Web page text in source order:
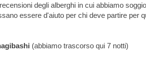
degli alberghi in cui abbiamo
essere d'aiuto per chi deve partire per
(abbiamo trascorso qui 7 notti)